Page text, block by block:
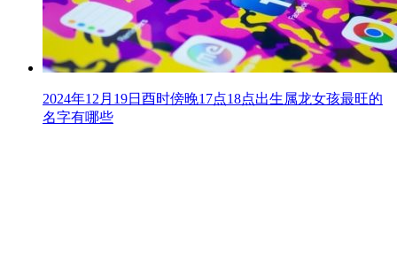
2024年12月19日酉时傍晚17点18点出生属龙女孩最旺的
名字有哪些